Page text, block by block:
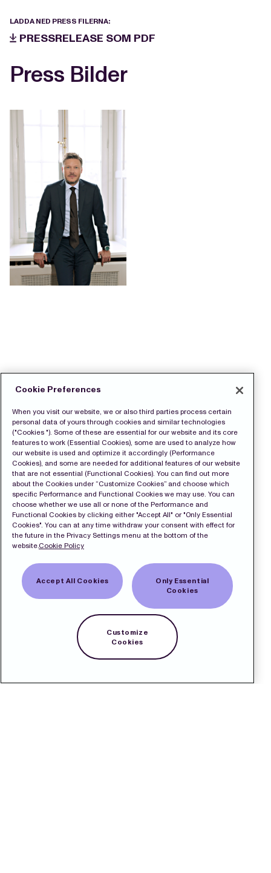
LADDA NED PRESS FILERNA:
PRESSRELEASE SOM PDF
Press Bilder
Cookie Preferences
When you visit our website, we or also third parties process certain
personal data of yours through cookies and similar technologies
("Cookies "). Some of these are essential for our website and its core
features to work (Essential Cookies), some are used to analyze how
our website is used and optimize it accordingly (Performance
Cookies), and some are needed for additional features of our website
that are not essential (Functional Cookies). You can find out more
about the Cookies under “Customize Cookies” and choose which
specific Performance and Functional Cookies we may use. You can
choose whether we use all or none of the Performance and
Functional Cookies by clicking either "Accept All" or "Only Essential
Cookies". You can at any time withdraw your consent with effect for
the future in the Privacy Settings menu at the bottom of the
website.Cookie Policy
Accept All Cookies
Only Essential
Cookies
Customize
Cookies